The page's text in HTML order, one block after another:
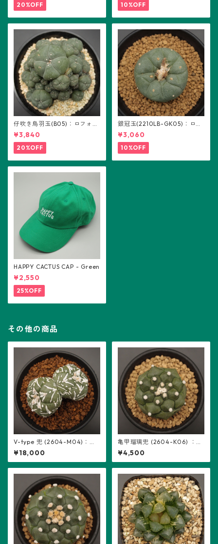
20%OFF 10%OFF
仔吹き烏羽玉(B05)：ロフォフ
ォラ属
¥3,840
20%OFF
銀冠玉(2210LB-GK05)：ロフ
ォフォラ属 ※実生
¥3,060
10%OFF
HAPPY CACTUS CAP - Green
¥2,550
25%OFF
その他の商品
V-type 兜 (2604-M04)：ア
ストロフィツム属 ※実生、2頭
立ち、5稜
¥18,000
亀甲瑠璃兜 (2604-K06) ：ア
ストロフィツム属 ※実生
¥4,500